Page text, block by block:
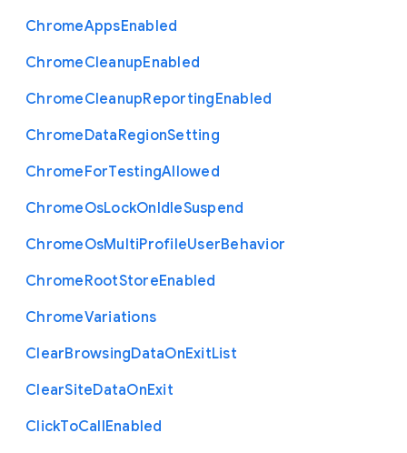
ChromeAppsEnabled
ChromeCleanupEnabled
ChromeCleanupReportingEnabled
ChromeDataRegionSetting
ChromeForTestingAllowed
ChromeOsLockOnIdleSuspend
ChromeOsMultiProfileUserBehavior
ChromeRootStoreEnabled
ChromeVariations
ClearBrowsingDataOnExitList
ClearSiteDataOnExit
ClickToCallEnabled